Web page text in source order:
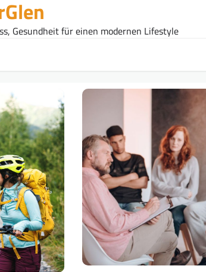
Gesundheit für einen modernen Lifestyle